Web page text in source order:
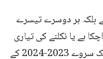
بلکہ ہر دوسرے تیسرے
ہے یا نکلنے کی تیاری
میں مصروف ہے۔ پاکستان اکنامک سروے 2023-2024 کے